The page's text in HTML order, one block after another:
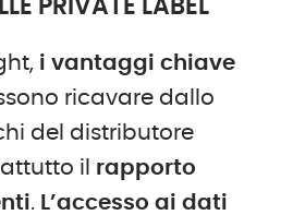
PRIVATE LABEL
i vantaggi chiave
ricavare dallo
del distributore
il rapporto
. L’accesso ai dati